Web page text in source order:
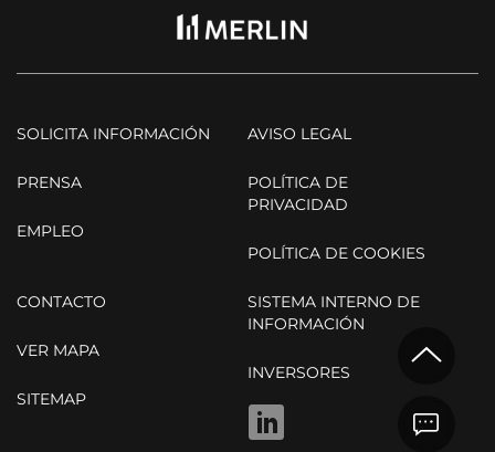
SOLICITA INFORMACIÓN
PRENSA
EMPLEO
AVISO LEGAL
POLÍTICA DE
PRIVACIDAD
POLÍTICA DE COOKIES
CONTACTO
VER MAPA
SITEMAP
SISTEMA INTERNO DE
INFORMACIÓN
INVERSORES
LINKEDIN